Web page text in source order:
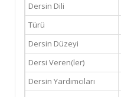
Dersin Dili
Türü
Dersin Düzeyi
Dersi Veren(ler)
Dersin Yardımcıları